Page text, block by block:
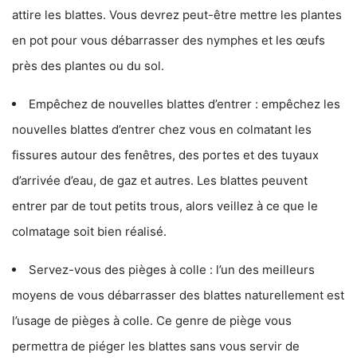
attire les blattes. Vous devrez peut-être mettre les plantes
en pot pour vous débarrasser des nymphes et les œufs
près des plantes ou du sol.
Empêchez de nouvelles blattes d’entrer : empêchez les
nouvelles blattes d’entrer chez vous en colmatant les
fissures autour des fenêtres, des portes et des tuyaux
d’arrivée d’eau, de gaz et autres. Les blattes peuvent
entrer par de tout petits trous, alors veillez à ce que le
colmatage soit bien réalisé.
Servez-vous des pièges à colle : l’un des meilleurs
moyens de vous débarrasser des blattes naturellement est
l’usage de pièges à colle. Ce genre de piège vous
permettra de piéger les blattes sans vous servir de